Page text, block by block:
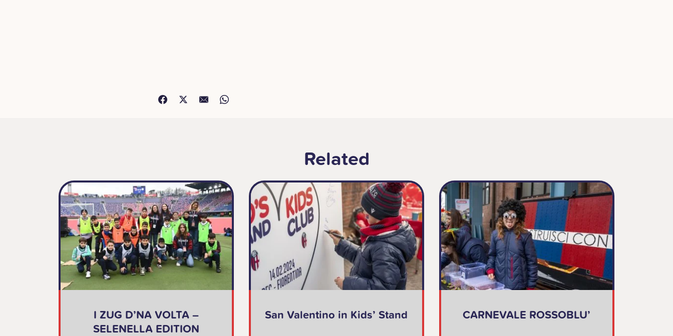
Related
I ZUG D’NA VOLTA –
SELENELLA EDITION
San Valentino in Kids’ Stand CARNEVALE ROSSOBLU’